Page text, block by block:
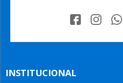
INSTITUCIONAL